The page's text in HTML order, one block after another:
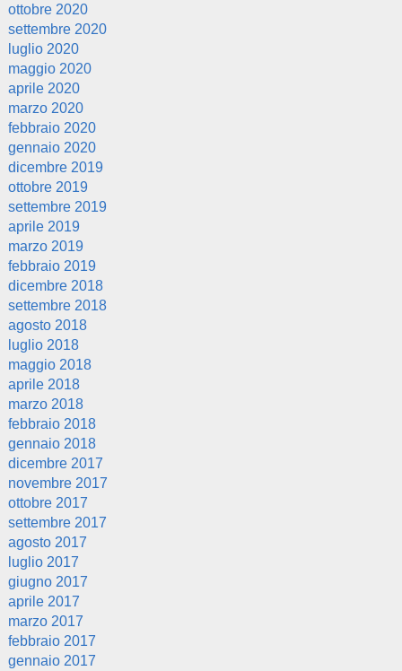
ottobre 2020
settembre 2020
luglio 2020
maggio 2020
aprile 2020
marzo 2020
febbraio 2020
gennaio 2020
dicembre 2019
ottobre 2019
settembre 2019
aprile 2019
marzo 2019
febbraio 2019
dicembre 2018
settembre 2018
agosto 2018
luglio 2018
maggio 2018
aprile 2018
marzo 2018
febbraio 2018
gennaio 2018
dicembre 2017
novembre 2017
ottobre 2017
settembre 2017
agosto 2017
luglio 2017
giugno 2017
aprile 2017
marzo 2017
febbraio 2017
gennaio 2017